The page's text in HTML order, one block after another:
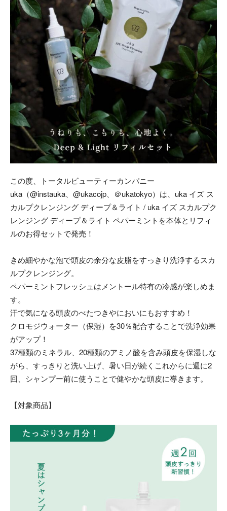
この度、トータルビューティーカンパニー
uka（@instauka、@ukacojp、＠ukatokyo）は、uka イズ ス
カルプクレンジング ディープ＆ライト / uka イズ スカルプク
レンジング ディープ＆ライト ペパーミントを本体とリフィ
ルのお得セットで発売！
きめ細やかな泡で頭皮の余分な皮脂をすっきり洗浄するスカ
ルプクレンジング。
ペパーミントフレッシュはメントール特有の冷感が楽しめま
す。
汗で気になる頭皮のべたつきやにおいにもおすすめ！
クロモジウォーター（保湿）を30％配合することで洗浄効果
がアップ！
37種類のミネラル、20種類のアミノ酸を含み頭皮を保湿しな
がら、すっきりと洗い上げ、暑い日が続くこれからに週に2
回、シャンプー前に使うことで健やかな頭皮に導きます。
【対象商品】